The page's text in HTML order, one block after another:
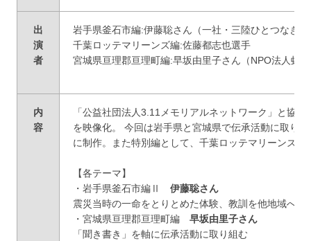
出
演
者
岩手県釜石市編:伊藤聡さん（一社・三陸ひとつなぎ
千葉ロッテマリーンズ編:佐藤都志也選手
宮城県亘理郡亘理町編:早坂由里子さん（NPO法人虹
内
容
「公益社団法人3.11メモリアルネットワーク」と協
を映像化。 今回は岩手県と宮城県で伝承活動に取り
に制作。また特別編として、千葉ロッテマリーンズ
【各テーマ】
・岩手県釜石市編Ⅱ 伊藤聡さん
震災当時の一命をとりとめた体験、教訓を他地域へも
・宮城県亘理郡亘理町編 早坂由里子さん
「聞き書き」を軸に伝承活動に取り組む